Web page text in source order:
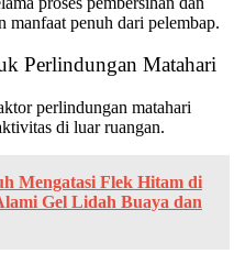
manfaat penuh dari pelembap.
Perlindungan Matahari
perlindungan matahari
di luar ruangan.
Mengatasi Flek Hitam di
Gel Lidah Buaya dan